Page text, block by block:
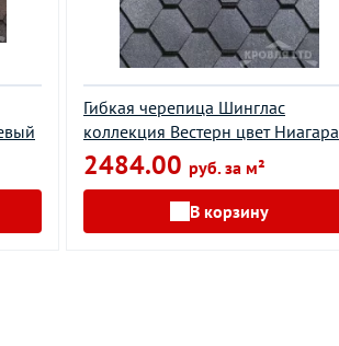
Гибкая черепица Шинглас
коллекция Вестерн цвет Ниагара
2484.00 руб. за м²
В корзину